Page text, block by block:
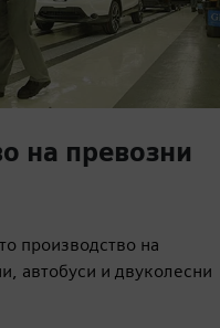
на превозни
производство на
автобуси и двуколесни